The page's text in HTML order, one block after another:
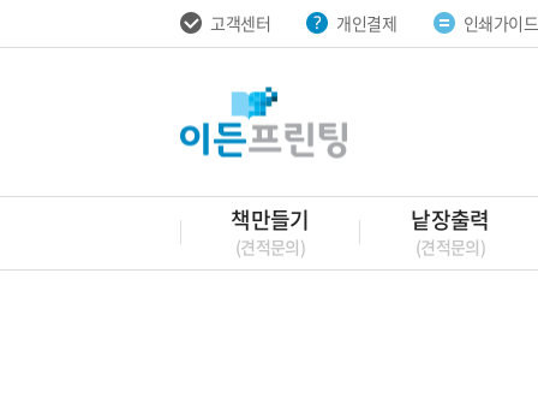
고객센터 개인결제 인쇄가이드
책만들기
(견적문의)
낱장출력
(견적문의)